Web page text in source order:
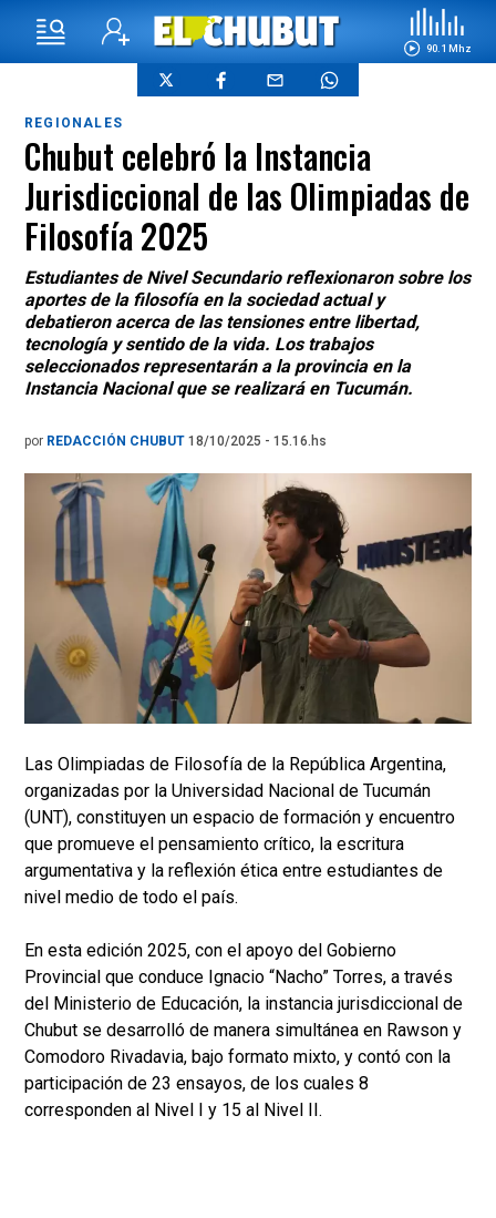
90.1 Mhz
REGIONALES
Chubut celebró la Instancia
Jurisdiccional de las Olimpiadas de
Filosofía 2025
Estudiantes de Nivel Secundario reflexionaron sobre los
aportes de la filosofía en la sociedad actual y
debatieron acerca de las tensiones entre libertad,
tecnología y sentido de la vida. Los trabajos
seleccionados representarán a la provincia en la
Instancia Nacional que se realizará en Tucumán.
por REDACCIÓN CHUBUT 18/10/2025 - 15.16.hs
Las Olimpiadas de Filosofía de la República Argentina,
organizadas por la Universidad Nacional de Tucumán
(UNT), constituyen un espacio de formación y encuentro
que promueve el pensamiento crítico, la escritura
argumentativa y la reflexión ética entre estudiantes de
nivel medio de todo el país.
En esta edición 2025, con el apoyo del Gobierno
Provincial que conduce Ignacio “Nacho” Torres, a través
del Ministerio de Educación, la instancia jurisdiccional de
Chubut se desarrolló de manera simultánea en Rawson y
Comodoro Rivadavia, bajo formato mixto, y contó con la
participación de 23 ensayos, de los cuales 8
corresponden al Nivel I y 15 al Nivel II.